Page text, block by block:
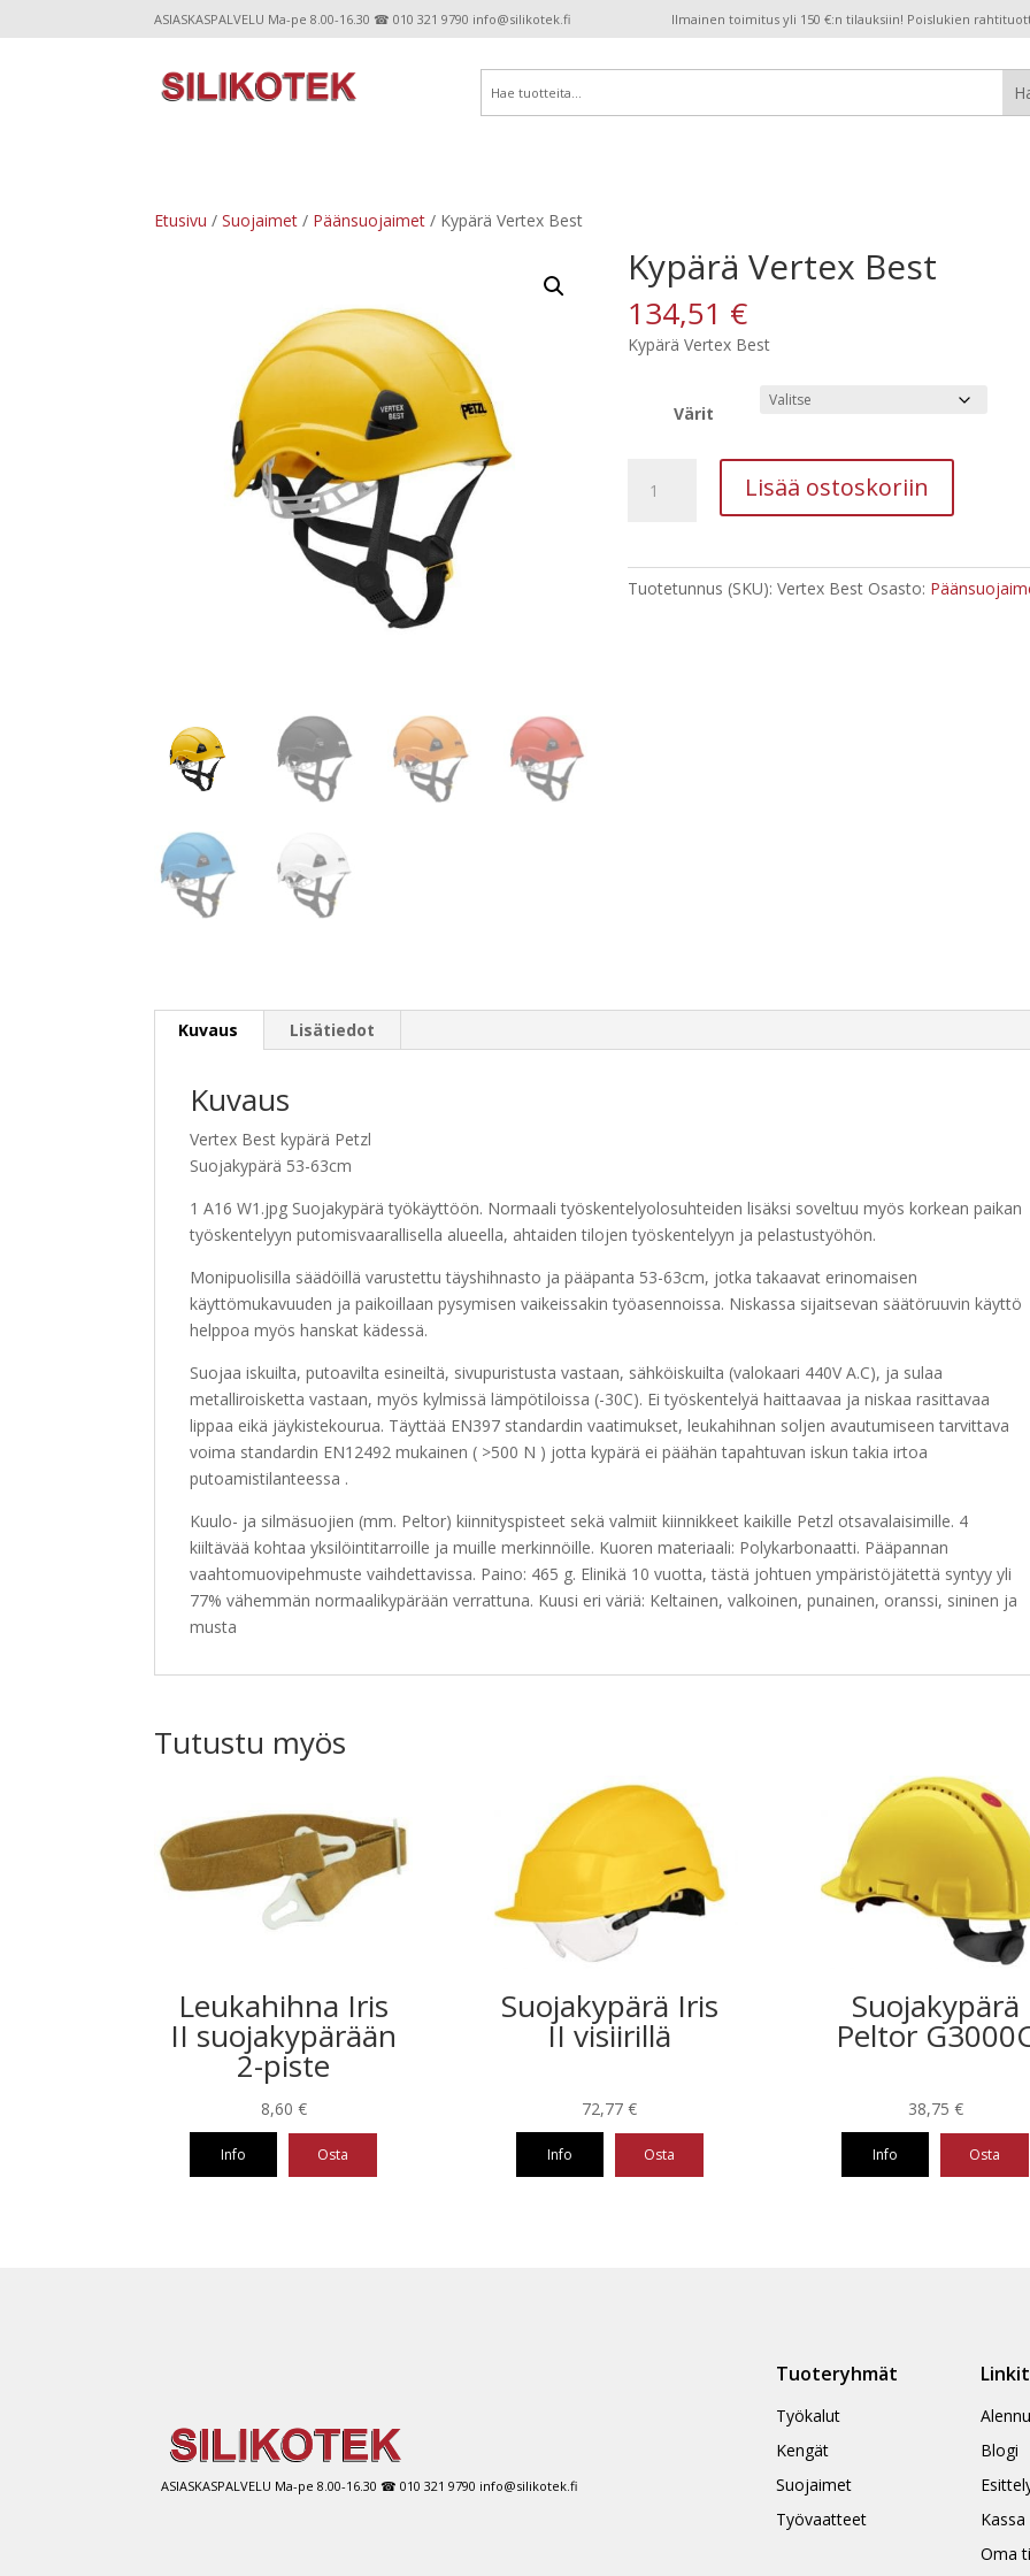
ASIASKASPALVELU Ma-pe 8.00-16.30 ☎ 010 321 9790 info@silikotek.fi Ilmainen toimitus yli 150 €:n tilauksiin! Poislukien
Etusivu /Suojaimet / Päänsuojaimet / Kypärä Vertex Best
Kypärä Vertex Best
134,51 €
Kypärä Vertex Best
Värit
Vertex
Lisää ostoskoriin
Tuotetunnus (SKU):Vertex Best Osasto:
Kuvaus Lisätiedot
Kuvaus
Vertex Best kypärä Petzl
Suojakypärä 53-63cm
1 A16 W1.jpg Suojakypärä työkäyttöön. Normaali työskentelyolosuhteiden lisäksi soveltuu myös korkean paikan
työskentelyyn putomisvaarallisella alueella, ahtaiden tilojen työskentelyyn ja pelastustyöhön.
Monipuolisilla säädöillä varustettu täyshihnasto ja pääpanta 53-63cm, jotka takaavat erinomaisen
käyttömukavuuden ja paikoillaan pysymisen vaikeissakin työasennoissa. Niskassa sijaitsevan säätöruuvin käyttö
helppoa myös hanskat kädessä.
Suojaa iskuilta, putoavilta esineiltä, sivupuristusta vastaan, sähköiskuilta (valokaari 440V A.C), ja sulaa
metalliroisketta vastaan, myös kylmissä lämpötiloissa (-30C). Ei työskentelyä haittaavaa ja niskaa rasittavaa
lippaa eikä jäykistekourua. Täyttää EN397 standardin vaatimukset, leukahihnan soljen avautumiseen tarvittava
voima standardin EN12492 mukainen ( >500 N ) jotta kypärä ei päähän tapahtuvan iskun takia irtoa
putoamistilanteessa .
Kuulo- ja silmäsuojien (mm. Peltor) kiinnityspisteet sekä valmiit kiinnikkeet kaikille Petzl otsavalaisimille. 4
kiiltävää kohtaa yksilöintitarroille ja muille merkinnöille. Kuoren materiaali: Polykarbonaatti. Pääpannan
vaahtomuovipehmuste vaihdettavissa. Paino: 465 g. Elinikä 10 vuotta, tästä johtuen ympäristöjätettä syntyy yli
77% vähemmän normaalikypärään verrattuna. Kuusi eri väriä: Keltainen, valkoinen, punainen, oranssi, sininen ja
musta
Tutustu myös
Leukahihna Iris
II suojakypärään
2-piste
8,60 €
Info Osta
Suojakypärä Iris
II visiirillä
72,77€
Info Osta
Suojakypärä
Peltor
38,75 €
Info Osta
valinnat
sivulla.
ASIASKASPALVELU Ma-pe 8.00-16.30 ☎ 010 321 9790 info@silikotek.fi
Tuoteryhmät
Työkalut
Kengät
Suojaimet
Työvaatteet
Linkit
Blogi
Kassa
Oma